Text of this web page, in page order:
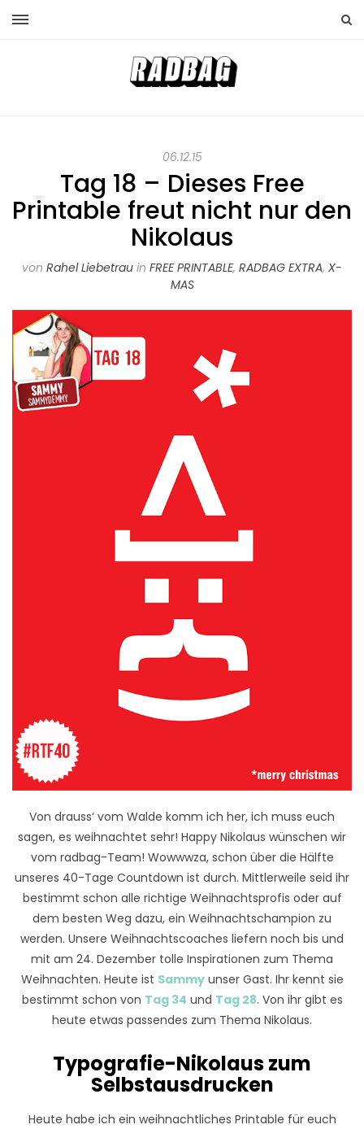
06.12.15
Tag 18 – Dieses Free
Printable freut nicht nur den
Nikolaus
von Rahel Liebetrau in FREE PRINTABLE, RADBAG EXTRA, X-
MAS
Von drauss‘ vom Walde komm ich her, ich muss euch
sagen, es weihnachtet sehr! Happy Nikolaus wünschen wir
vom radbag-Team! Wowwwza, schon über die Hälfte
unseres 40-Tage Countdown ist durch. Mittlerweile seid ihr
bestimmt schon alle richtige Weihnachtsprofis oder auf
dem besten Weg dazu, ein Weihnachtschampion zu
werden. Unsere Weihnachtscoaches liefern noch bis und
mit am 24. Dezember tolle Inspirationen zum Thema
Weihnachten. Heute ist Sammyunser Gast. Ihr kennt sie
bestimmt schon von Tag 34 und Tag 28. Von ihr gibt es
heute etwas passendes zum Thema Nikolaus.
Typografie-Nikolaus zum
Selbstausdrucken
Heute habe ich ein weihnachtliches Printable für euch